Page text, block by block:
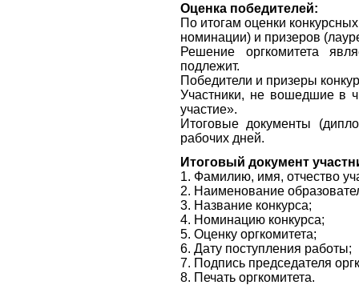
Оценка победителей:
По итогам оценки
номинации) и призеров
Решение оргкомитета
подлежит.
Победители и призеры
Участники, не вошедшие в
участие».
Итоговые документы
рабочих дней.
Итоговый документ
1. Фамилию, имя, отчество
2. Наименование
3. Название конкурса;
4. Номинацию конкурса;
5. Оценку оргкомитета;
6. Дату поступления работы;
7. Подпись председателя
8. Печать оргкомитета.